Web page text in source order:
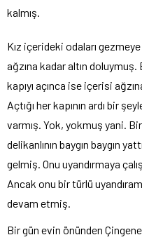
kalmış.
Kız içerideki odaları
ağzına kadar altın
kapıyı açınca ise içerisi
Açtığı her kapının ardı bir
varmış. Yok, yokmuş yani.
delikanlının baygın baygın
gelmiş. Onu uyandırmaya
Ancak onu bir türlü
devam etmiş.
Bir gün evin önünden